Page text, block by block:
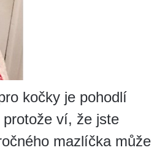
kočky je pohodlí
ví, že jste
mazlíčka může